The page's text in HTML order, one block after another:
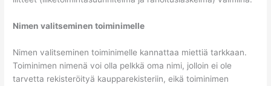
Nimen valitseminen toiminimelle
Nimen valitseminen toiminimelle kannattaa miettiä tarkkaan.
Toiminimen nimenä voi olla pelkkä oma nimi, jolloin ei ole
tarvetta rekisteröityä kaupparekisteriin, eikä toiminimen